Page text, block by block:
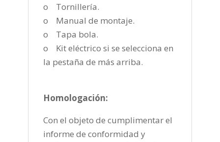
o Tornillería.
o Manual de montaje.
o Tapa bola.
o Kit eléctrico si se selecciona en
la pestaña de más arriba.
Homologación:
Con el objeto de cumplimentar el
informe de conformidad y